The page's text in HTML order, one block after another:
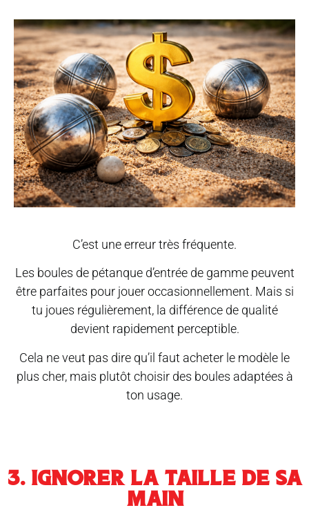
C’est une erreur très fréquente.
Les boules de pétanque d’entrée de gamme peuvent
être parfaites pour jouer occasionnellement. Mais si
tu joues régulièrement, la différence de qualité
devient rapidement perceptible.
Cela ne veut pas dire qu’il faut acheter le modèle le
plus cher, mais plutôt choisir des boules adaptées à
ton usage.
3. IGNORER LA TAILLE DE SA
MAIN